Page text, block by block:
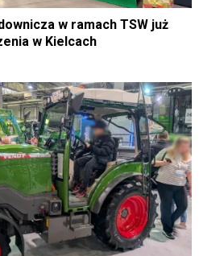
w ramach TSW już
w Kielcach